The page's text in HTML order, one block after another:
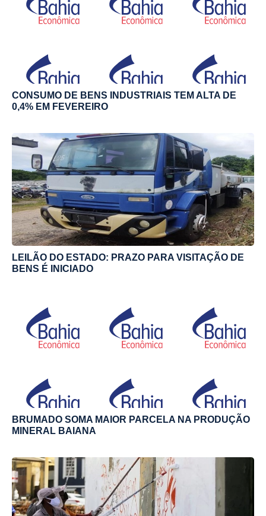
CONSUMO DE BENS INDUSTRIAIS TEM ALTA DE
0,4% EM FEVEREIRO
LEILÃO DO ESTADO: PRAZO PARA VISITAÇÃO DE
BENS É INICIADO
BRUMADO SOMA MAIOR PARCELA NA PRODUÇÃO
MINERAL BAIANA